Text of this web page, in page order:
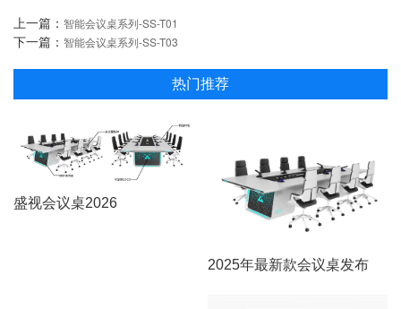
上一篇： 智能会议桌系列-SS-T01
下一篇： 智能会议桌系列-SS-T03
热门推荐
盛视会议桌2026
2025年最新款会议桌发布